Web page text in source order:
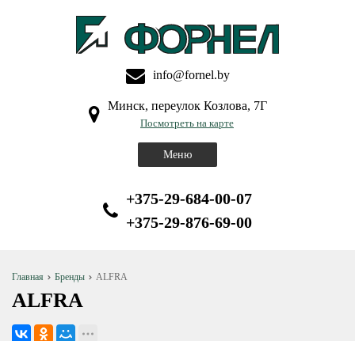
info@fornel.by
Минск, переулок Козлова, 7Г
Посмотреть на карте
Меню
+375-29-684-00-07
+375-29-876-69-00
Главная Бренды ALFRA
ALFRA